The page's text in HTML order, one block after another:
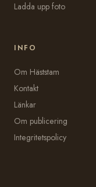
Ladda upp foto
INFO
Om Häststam
Kontakt
Länkar
Om publicering
Integritetspolicy